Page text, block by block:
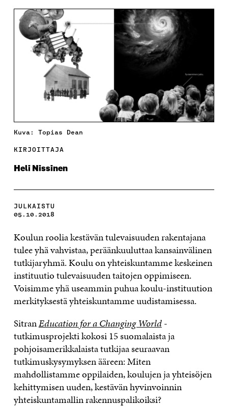
Kuva: Topias Dean
KIRJOITTAJA
Heli Nissinen
JULKAISTU
05.10.2018
Koulun roolia kestävän tulevaisuuden rakentajana
tulee yhä vahvistaa, peräänkuuluttaa kansainvälinen
tutkijaryhmä. Koulu on yhteiskuntamme keskeinen
instituutio tulevaisuuden taitojen oppimiseen.
Voisimme yhä useammin puhua koulu-instituution
merkityksestä yhteiskuntamme uudistamisessa.
SitranEducation for a Changing World-
tutkimusprojekti kokosi 15 suomalaista ja
pohjoisamerikkalaista tutkijaa seuraavan
tutkimuskysymyksen ääreen: Miten
mahdollistamme oppilaiden, koulujen ja yhteisöjen
kehittymisen uuden, kestävän hyvinvoinnin
yhteiskuntamallin rakennuspalikoiksi?